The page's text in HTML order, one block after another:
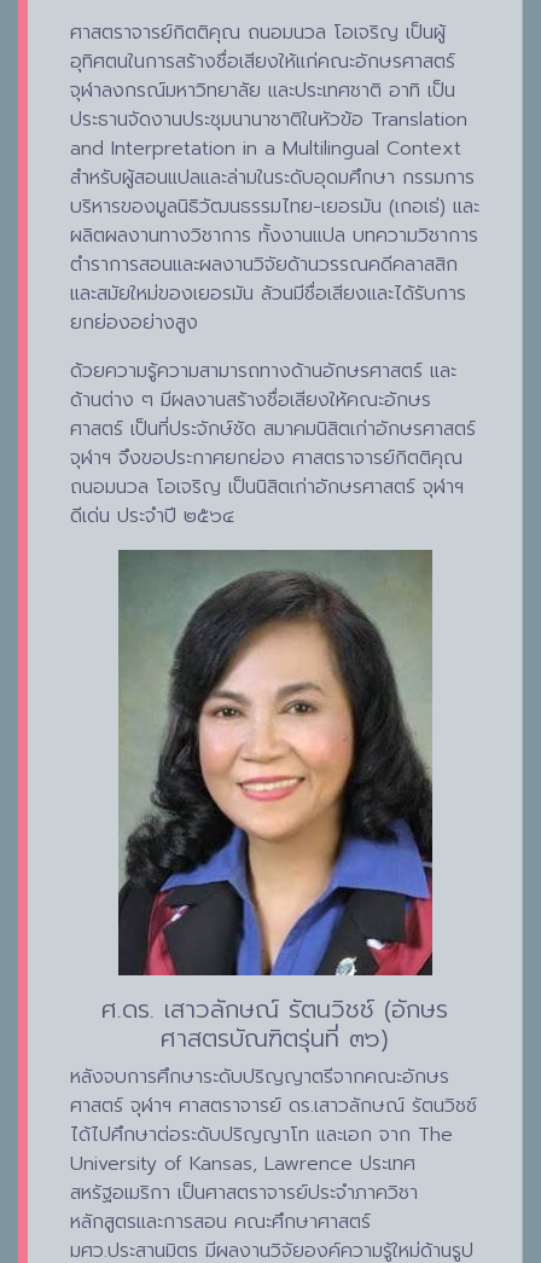
ศาสตราจารย์กิตติคุณ ถนอมนวล โอเจริญ เป็นผู้
อุทิศตนในการสร้างชื่อเสียงให้แก่คณะอักษรศาสตร์
จุฬาลงกรณ์มหาวิทยาลัย และประเทศชาติ อาทิ เป็น
ประธานจัดงานประชุมนานาชาติในหัวข้อ Translation
and Interpretation in a Multilingual Context
สำหรับผู้สอนแปลและล่ามในระดับอุดมศึกษา กรรมการ
บริหารของมูลนิธิวัฒนธรรมไทย-เยอรมัน (เกอเธ่) และ
ผลิตผลงานทางวิชาการ ทั้งงานแปล บทความวิชาการ
ตำราการสอนและผลงานวิจัยด้านวรรณคดีคลาสสิก
และสมัยใหม่ของเยอรมัน ล้วนมีชื่อเสียงและได้รับการ
ยกย่องอย่างสูง
ด้วยความรู้ความสามารถทางด้านอักษรศาสตร์ และ
ด้านต่าง ๆ มีผลงานสร้างชื่อเสียงให้คณะอักษร
ศาสตร์ เป็นที่ประจักษ์ชัด สมาคมนิสิตเก่าอักษรศาสตร์
จุฬาฯ จึงขอประกาศยกย่อง ศาสตราจารย์กิตติคุณ
ถนอมนวล โอเจริญ เป็นนิสิตเก่าอักษรศาสตร์ จุฬาฯ
ดีเด่น ประจำปี ๒๕๖๔
ศ.ดร. เสาวลักษณ์ รัตนวิชช์ (อักษร
ศาสตรบัณฑิตรุ่นที่ ๓๖)
หลังจบการศึกษาระดับปริญญาตรีจากคณะอักษร
ศาสตร์ จุฬาฯ ศาสตราจารย์ ดร.เสาวลักษณ์ รัตนวิชช์
ได้ไปศึกษาต่อระดับปริญญาโท และเอก จาก The
University of Kansas, Lawrence ประเทศ
สหรัฐอเมริกา เป็นศาสตราจารย์ประจำภาควิชา
หลักสูตรและการสอน คณะศึกษาศาสตร์
มศว.ประสานมิตร มีผลงานวิจัยองค์ความรู้ใหม่ด้านรูป